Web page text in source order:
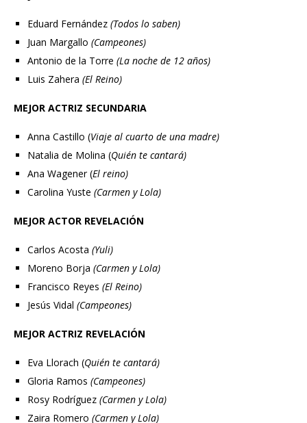
Eduard Fernández (Todos lo saben)
Juan Margallo (Campeones)
Antonio de la Torre (La noche de 12 años)
Luis Zahera (El Reino)
MEJOR ACTRIZ SECUNDARIA
Anna Castillo (Viaje al cuarto de una madre)
Natalia de Molina (Quién te cantará)
Ana Wagener (El reino)
Carolina Yuste (Carmen y Lola)
MEJOR ACTOR REVELACIÓN
Carlos Acosta (Yuli)
Moreno Borja (Carmen y Lola)
Francisco Reyes (El Reino)
Jesús Vidal (Campeones)
MEJOR ACTRIZ REVELACIÓN
Eva Llorach (Quién te cantará)
Gloria Ramos (Campeones)
Rosy Rodríguez (Carmen y Lola)
Zaira Romero (Carmen y Lola)